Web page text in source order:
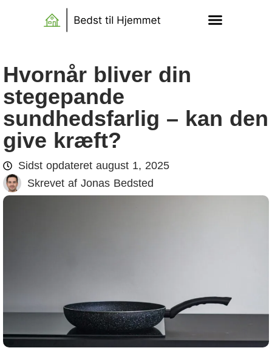
Hvornår bliver din
stegepande
sundhedsfarlig – kan den
give kræft?
Sidst opdateret august 1, 2025
Skrevet af Jonas Bedsted